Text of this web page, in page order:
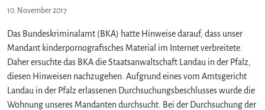
10. November 2017
Das Bundeskriminalamt (BKA) hatte Hinweise darauf, dass unser
Mandant kinderpornografisches Material im Internet verbreitete.
Daher ersuchte das BKA die Staatsanwaltschaft Landau in der Pfalz,
diesen Hinweisen nachzugehen. Aufgrund eines vom Amtsgericht
Landau in der Pfalz erlassenen Durchsuchungsbeschlusses wurde die
Wohnung unseres Mandanten durchsucht. Bei der Durchsuchung der